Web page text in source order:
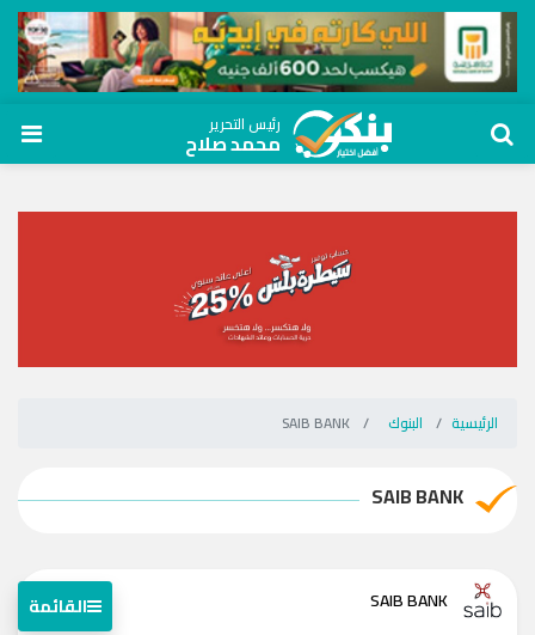
رئيس التحرير
محمد صلاح
الرئيسية البنوك
SAIB BANK
SAIB BANK القائمة